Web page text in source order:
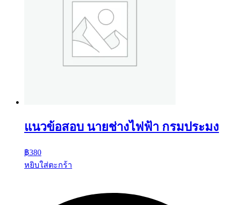
แนวข้อสอบ นายช่างไฟฟ้า กรมประมง
฿380
หยิบใส่ตะกร้า